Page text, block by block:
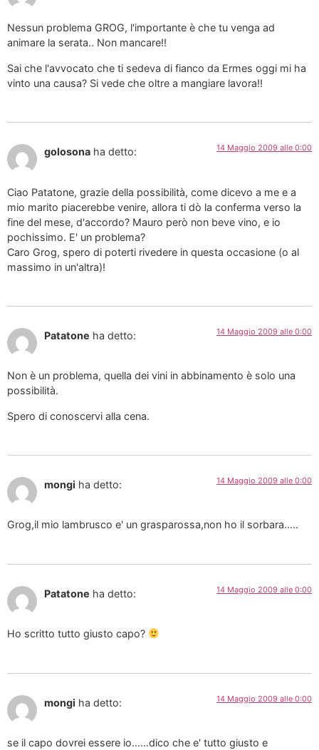
Nessun problema GROG, l'importante è che tu venga ad
animare la serata.. Non mancare!!
Sai che l'avvocato che ti sedeva di fianco da Ermes oggi mi ha
vinto una causa? Si vede che oltre a mangiare lavora!!
golosona ha detto: 14 Maggio 2009 alle 0:00
Ciao Patatone, grazie della possibilità, come dicevo a me e a
mio marito piacerebbe venire, allora ti dò la conferma verso la
fine del mese, d'accordo? Mauro però non beve vino, e io
pochissimo. E' un problema?
Caro Grog, spero di poterti rivedere in questa occasione (o al
massimo in un'altra)!
Patatone ha detto: 14 Maggio 2009 alle 0:00
Non è un problema, quella dei vini in abbinamento è solo una
possibilità.
Spero di conoscervi alla cena.
mongi ha detto: 14 Maggio 2009 alle 0:00
Grog,il mio lambrusco e' un grasparossa,non ho il sorbara…..
Patatone ha detto: 14 Maggio 2009 alle 0:00
Ho scritto tutto giusto capo?
mongi ha detto: 14 Maggio 2009 alle 0:00
se il capo dovrei essere io……dico che e' tutto giusto e